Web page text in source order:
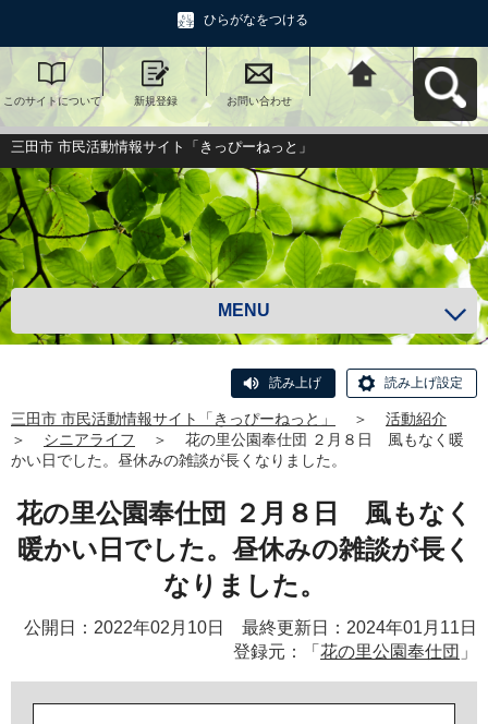
ひらがなをつける
このサイトについて 新規登録 お問い合わせ
三田市 市民活動情報
サイト「きっぴーね
っと」へ戻る
三田市 市民活動情報サイト「きっぴーねっと」
MENU
読み上げ 読み上げ設定
三田市 市民活動情報サイト「きっぴーねっと」 ＞
活動紹介
＞
シニアライフ ＞
花の里公園奉仕団 ２月８日 風もなく暖
かい日でした。昼休みの雑談が長くなりました。
花の里公園奉仕団 ２月８日 風もなく
暖かい日でした。昼休みの雑談が長く
なりました。
公開日：2022年02月10日 最終更新日：2024年01月11日
登録元：「 花の里公園奉仕団 」